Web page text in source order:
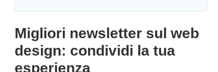
Migliori newsletter sul web
design: condividi la tua
esperienza